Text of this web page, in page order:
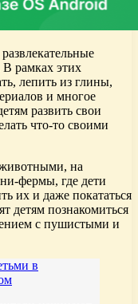
В рамках этих
лепить из глины,
и многое
развить свои
что-то своими
на
фермы, где дети
их и даже покататься
детям познакомиться
с пушистыми и
в